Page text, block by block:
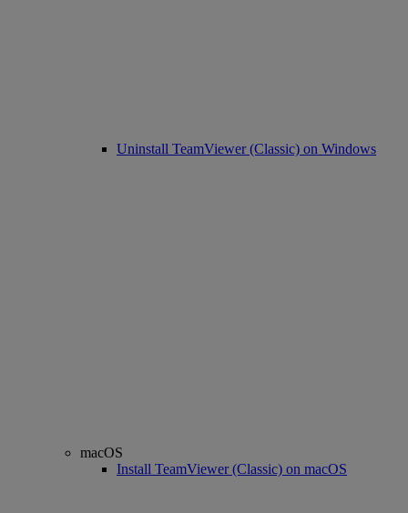
Uninstall TeamViewer (Classic) on Windows
macOS
Install TeamViewer (Classic) on macOS